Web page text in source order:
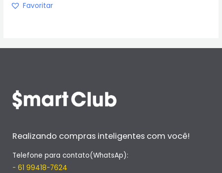
Favoritar
Realizando compras inteligentes com você!
Telefone para contato(WhatsAp):
- 61 99418-7624